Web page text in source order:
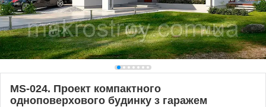
MS-024. Проект компактного
одноповерхового будинку з гаражем